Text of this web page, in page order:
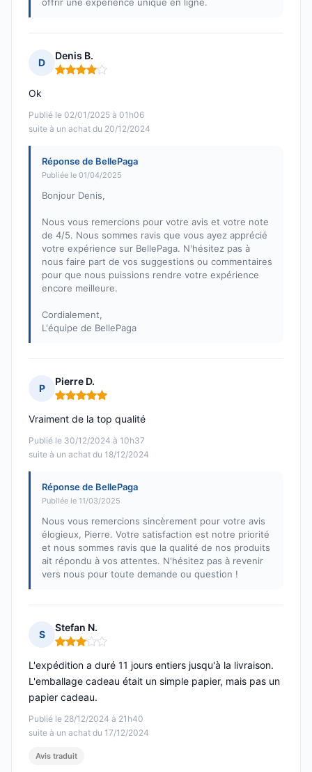
D
Denis B.
Note : 4 sur 5
Publié le 02/01/2025 à 01h06
suite à un achat du 20/12/2024
Ok
Réponse de BellePaga
Publiée le 01/04/2025
Bonjour Denis,
Nous vous remercions pour votre avis et votre note
de 4/5. Nous sommes ravis que vous ayez apprécié
votre expérience sur BellePaga. N'hésitez pas à
nous faire part de vos suggestions ou commentaires
pour que nous puissions rendre votre expérience
encore meilleure.
Cordialement,
L'équipe de BellePaga
P
Pierre D.
Note : 5 sur 5
Publié le 30/12/2024 à 10h37
suite à un achat du 18/12/2024
Vraiment de la top qualité
Réponse de BellePaga
Publiée le 11/03/2025
Nous vous remercions sincèrement pour votre avis
élogieux, Pierre. Votre satisfaction est notre priorité
et nous sommes ravis que la qualité de nos produits
ait répondu à vos attentes. N'hésitez pas à revenir
vers nous pour toute demande ou question !
S
Stefan N.
Note : 3 sur 5
Publié le 28/12/2024 à 21h40
suite à un achat du 17/12/2024
L'expédition a duré 11 jours entiers jusqu'à la livraison.
L'emballage cadeau était un simple papier, mais pas un
papier cadeau.
Avis traduit